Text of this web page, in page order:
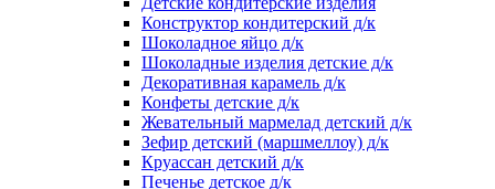
Конструктор кондитерский д/к
Шоколадное яйцо д/к
Шоколадные изделия детские д/к
Декоративная карамель д/к
Конфеты детские д/к
Жевательный мармелад детский д/к
Зефир детский (маршмеллоу) д/к
Круассан детский д/к
Печенье детское д/к